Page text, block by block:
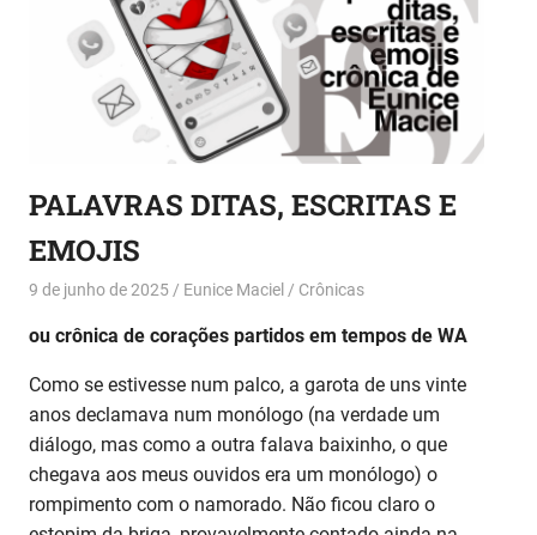
PALAVRAS DITAS, ESCRITAS E
EMOJIS
9 de junho de 2025 Eunice Maciel Crônicas
ou crônica de corações partidos em tempos de WA
Como se estivesse num palco, a garota de uns vinte
anos declamava num monólogo (na verdade um
diálogo, mas como a outra falava baixinho, o que
chegava aos meus ouvidos era um monólogo) o
rompimento com o namorado. Não ficou claro o